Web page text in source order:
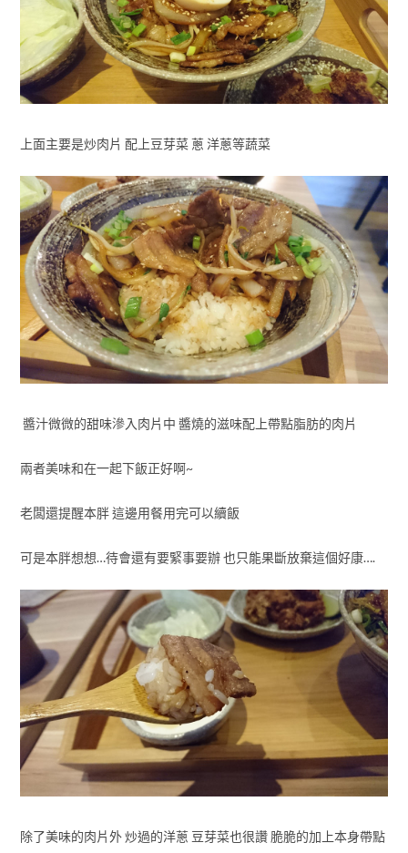
上面主要是炒肉片 配上豆芽菜 蔥 洋蔥等蔬菜
醬汁微微的甜味滲入肉片中 醬燒的滋味配上帶點脂肪的肉片
兩者美味和在一起下飯正好啊~
老闆還提醒本胖 這邊用餐用完可以續飯
可是本胖想想…待會還有要緊事要辦 也只能果斷放棄這個好康….
除了美味的肉片外 炒過的洋蔥 豆芽菜也很讚 脆脆的加上本身帶點